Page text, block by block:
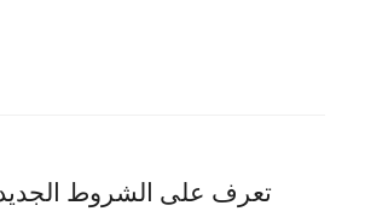
تعرف على الشروط